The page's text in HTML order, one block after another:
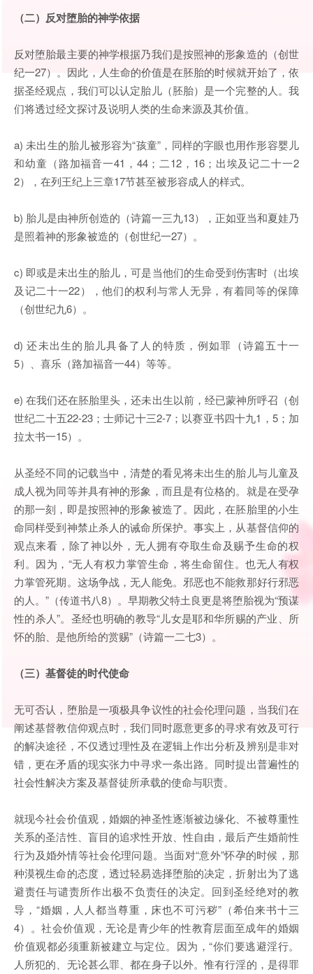
（二）反对堕胎的神学依据
反对堕胎最主要的神学根据乃我们是按照神的形象造的（创世
纪一27）。因此，人生命的价值是在胚胎的时候就开始了，依
据圣经观点，我们可以认定胎儿（胚胎）是一个完整的人。我
们将透过经文探讨及说明人类的生命来源及其价值。
a) 未出生的胎儿被形容为“孩童”，同样的字眼也用作形容婴儿
和幼童（路加福音一41，44；二12，16；出埃及记二十一2
2），在列王纪上三章17节甚至被形容成人的样式。
b) 胎儿是由神所创造的（诗篇一三九13），正如亚当和夏娃乃
是照着神的形象被造的（创世纪一27）。
c) 即或是未出生的胎儿，可是当他们的生命受到伤害时（出埃
及记二十一22），他们的权利与常人无异，有着同等的保障
（创世纪九6）。
d) 还未出生的胎儿具备了人的特质，例如罪（诗篇五十一
5）、喜乐（路加福音一44）等等。
e) 在我们还在胚胎里头，还未出生以前，经已蒙神所呼召（创
世纪二十五22-23；士师记十三2-7；以赛亚书四十九1，5；加
拉太书一15）。
从圣经不同的记载当中，清楚的看见将未出生的胎儿与儿童及
成人视为同等并具有神的形象，而且是有位格的。就是在受孕
的那一刻，即是按照神的形象被造了。因此，在胚胎里的小生
命同样受到神禁止杀人的诫命所保护。事实上，从基督信仰的
观点来看，除了神以外，无人拥有夺取生命及赐予生命的权
利。因为，“无人有权力掌管生命，将生命留住。也无人有权
力掌管死期。这场争战，无人能免。邪恶也不能救那好行邪恶
的人。”（传道书八8）。早期教父特土良更是将堕胎视为“预谋
性的杀人”。圣经也明确的教导“儿女是耶和华所赐的产业、所
怀的胎、是他所给的赏赐”（诗篇一二七3）。
（三）基督徒的时代使命
无可否认，堕胎是一项极具争议性的社会伦理问题，当我们在
阐述基督教信仰观点时，我们同时愿意更多的寻求有效及可行
的解决途径，不仅透过理性及在逻辑上作出分析及辨别是非对
错，更在矛盾的现实张力中寻求一条出路。同时提出普遍性的
社会性解决方案及基督徒所承载的使命与职责。
就现今社会价值观，婚姻的神圣性逐渐被边缘化、不被尊重性
关系的圣洁性、盲目的追求性开放、性自由，最后产生婚前性
行为及婚外情等社会伦理问题。当面对“意外”怀孕的时候，那
种漠视生命的态度，透过轻易选择堕胎的决定，折射出为了逃
避责任与谴责所作出极不负责任的决定。回到圣经绝对的教
导，“婚姻，人人都当尊重，床也不可污秽”（希伯来书十三
4）。社会价值观，无论是青少年的性教育层面至成年的婚姻
价值观都必须重新被建立与定位。因为，“你们要逃避淫行。
人所犯的、无论甚么罪、都在身子以外。惟有行淫的，是得罪